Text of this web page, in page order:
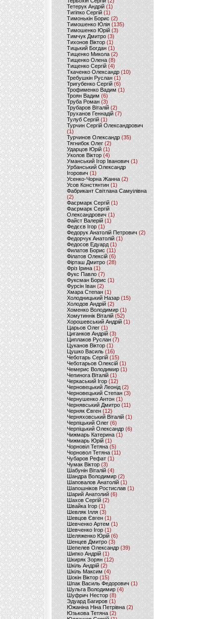
Тетерук Андрій (1)
Тигіпко Сергій(1)
Тимонькін Борис (2)
Тимошенко Юлія (135)
Тимошенко Юрій(3)
Тимчук Дмитро (3)
Тихонов Віктор (1)
Тицький Богдан (1)
Тищенко Микола (2)
Тищенко Олена (8)
Тищенко Сергій (4)
Ткаченко Олександр (10)
Требушкін Руслан (1)
Тригубенко Сергій(6)
Трофименко Вадим (1)
Троян Вадим (6)
Труба Роман(3)
Трубаров Віталій (2)
Труханов Геннадій (7)
Тулуб Сергій(1)
Турчин Сергій Олександрович
(1)
Турчинов Олександр(35)
Тягнибок Олег (2)
Ударцов Юрій (1)
Уколов Віктор(4)
Уманський Ігор Іванович(1)
Урбанський Олександр
Ігорович (1)
Усенко-Чорна Жанна (2)
Усов Констянтин(1)
Фабрикант Світлана Самуілівна
(2)
Фаєрмарк Сергій(1)
Фаєрмарк Сергій
Олександрович (1)
Файст Валерій(1)
Федєєв Ігор (1)
Федорук Анатолій Петрович (2)
Федорчук Анатолій (1)
Федосов Едуард (1)
Филатов Борис (11)
Філатов Олексій (6)
Фірташ Дмитро (28)
Фріз Ірина (1)
Фукс Павло (7)
Фуксман Борис (1)
Фурсін Іван (2)
Хмара Степан(1)
Холодницький Назар(15)
Холодов Андрій (2)
Хоменко Володимир (1)
Хомутиннік Віталій (52)
Хорошевський Андрій (1)
Царьов Олег (1)
Циганков Андрій (3)
Циплаков Руслан(7)
Цуканов Віктор (1)
Цушко Василь (16)
Чеботарь Сергій (15)
Чеботарьов Олексій (1)
Чемерис Володимир (1)
Чепинога Віталій (1)
Черкаський Ігор (12)
Черновецький Леонід(2)
Черновецький Степан (3)
Чернушенко Антон (1)
Чернявський Дмитро(11)
Черняк Євген(12)
Черняховський Віталій (1)
Черпіцький Олег (6)
Черпіцький Олександр (6)
Чижмарь Катерина (1)
Чижмарь Юрій (1)
Чорновіл Тетяна (5)
Чорновол Тетяна (11)
Чубаров Рефат (1)
Чумак Віктор(3)
Шабунін Віталій (4)
Шандра Володимир (2)
Шаповалов Анатолій(1)
Шапошніков Ростислав(1)
Шарий Анатолий(6)
Шахов Сергій(2)
Швайка Ігор (1)
Шевляк Ілля (3)
Шевцов Євген (1)
Шевченко Артем(1)
Шевченко Ігор(1)
Шеляженко Юрій (6)
Шенцев Дмитро (3)
Шепелев Олександр (39)
Шипко Андрій(1)
Шкиряк Зорян(12)
Шкіль Андрій(2)
Шкіль Максим (4)
Шокін Віктор (15)
Шпак Василь Федорович (1)
Шульга Володимир (4)
Шуфрич Нестор(8)
Эдуард Багиров (1)
Южаніна Ніна Петрівна (2)
Юзькова Тетяна(2)